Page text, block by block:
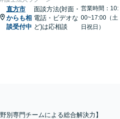
直方市
からも相
談受付中
面談方法(対面・
電話・ビデオな
ど)は応相談
営業時間：10:
00~17:00（土
日祝日）
別専門チームによる総合解決力】